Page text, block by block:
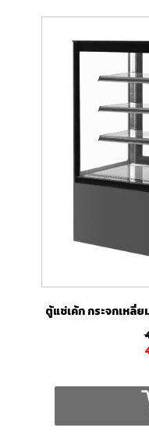
ตู้แช่เค้ก กระจกเหลี่ย